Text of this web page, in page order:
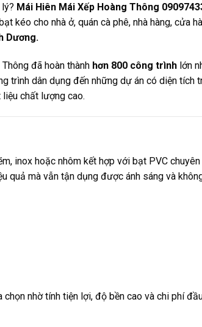
Mái Hiên Mái Xếp Hoàng Thông
kéo cho nhà ở, quán cà phê, nhà hàng, cửa
Dương.
đã hoàn thành hơn 800 công trìnhlớn
trình dân dụng đến những dự án có diện tích
chất lượng cao.
inox hoặc nhôm kết hợp với bạt PVC chuyên
quả mà vẫn tận dụng được ánh sáng và
nhờ tính tiện lợi, độ bền cao và chi phí